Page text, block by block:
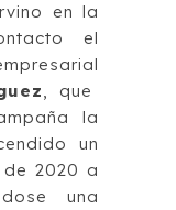
en la
el
, que
la
un
2020 a
una